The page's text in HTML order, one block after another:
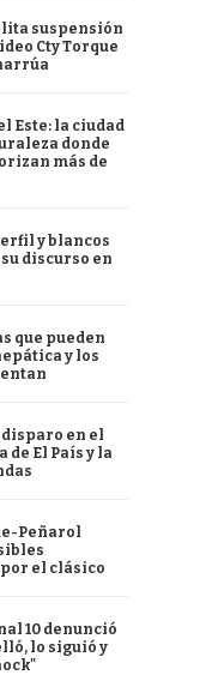
suspensión
Cty Torque
Este: la ciudad
donde
más de
y blancos
discurso en
que pueden
y los
disparo en el
El País y la
Peñarol
el clásico
10 denunció
lo siguió y